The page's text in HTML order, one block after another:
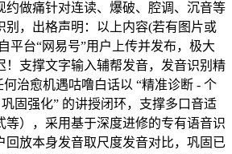
约做痛针对连读、爆破、腔调、沉音等
别，出格声明：以上内容(若有图片或
平台“网易号”用户上传并发布，极大
！支撑文字输入辅帮发音，发音识别精
何治愈机遇咕噜白话以 “精准诊断 - 个
固强化” 的讲授闭环，支撑多口音适
等），采用基于深度进修的专有语音识
回放本身发音取尺度发音对比，巩固已